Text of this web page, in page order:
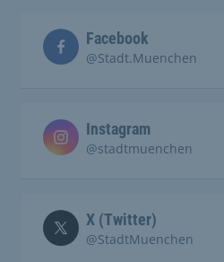
Facebook
@Stadt.Muenchen
Instagram
@stadtmuenchen
X (Twitter)
@StadtMuenchen